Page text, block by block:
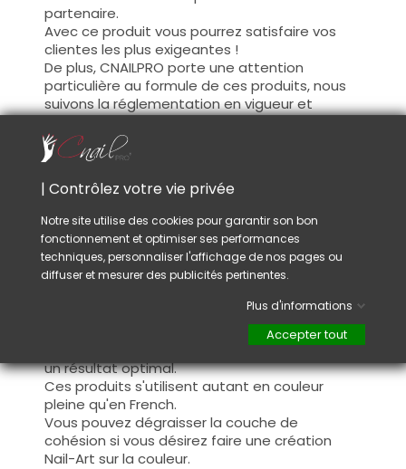
partenaire.
Avec ce produit vous pourrez satisfaire vos
clientes les plus exigeantes !
De plus, CNAILPRO porte une attention
particulière au formule de ces produits, nous
suivons la réglementation en vigueur et
garantissons la conformité de nos produits.
Ceci pour garantir une sécurité d'utilisation
optimale.
Cette couleur s'applique avec son pinceau, de
manière fine, sur la base (il n'est pas
nécessaire de dégraisser la couche de
cohésion) ou sur la construction après limage.
Ce produit s'applique en deux couches,
fermez le bord libre à la première couche et
appliquez la deuxième couche pour garantir
un résultat optimal.
Ces produits s'utilisent autant en couleur
pleine qu'en French.
Vous pouvez dégraisser la couche de
cohésion si vous désirez faire une création
Nail-Art sur la couleur.
| Contrôlez votre vie privée
Notre site utilise des cookies pour garantir son bon
fonctionnement et optimiser ses performances
techniques, personnaliser l'affichage de nos pages ou
diffuser et mesurer des publicités pertinentes.
Plus d'informations
Accepter tout